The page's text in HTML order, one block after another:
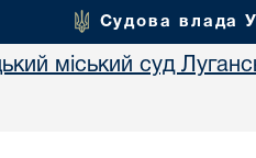
Судова влада
міський суд